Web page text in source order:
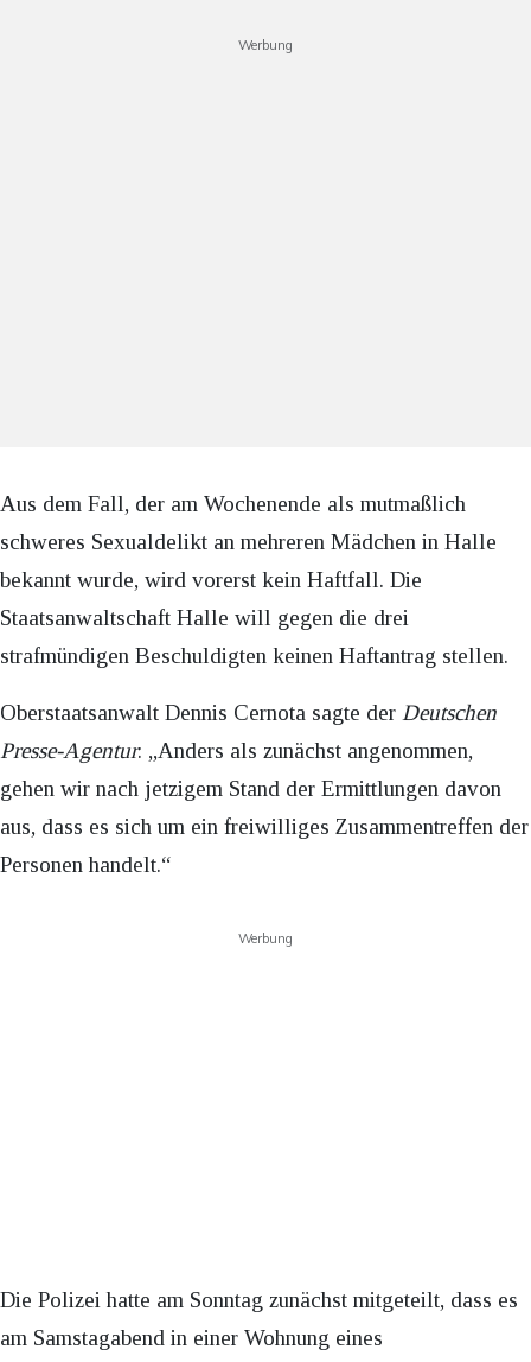
Werbung
Aus dem Fall, der am Wochenende als mutmaßlich
schweres Sexualdelikt an mehreren Mädchen in Halle
bekannt wurde, wird vorerst kein Haftfall. Die
Staatsanwaltschaft Halle will gegen die drei
strafmündigen Beschuldigten keinen Haftantrag stellen.
Oberstaatsanwalt Dennis Cernota sagte der Deutschen
Presse-Agentur: „Anders als zunächst angenommen,
gehen wir nach jetzigem Stand der Ermittlungen davon
aus, dass es sich um ein freiwilliges Zusammentreffen der
Personen handelt.“
Werbung
Die Polizei hatte am Sonntag zunächst mitgeteilt, dass es
am Samstagabend in einer Wohnung eines